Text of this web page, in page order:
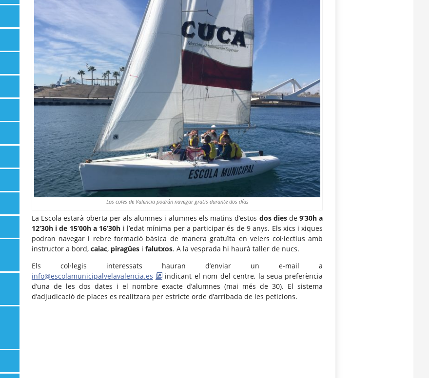
Los coles de Valencia podrán navegar gratis durante dos días
La Escola estarà oberta per als alumnes i alumnes els matins d’estos dos diesde9’30h a
12’30h i de 15’00h a 16’30h i l’edat mínima per a participar és de 9 anys. Els xics i xiques
podran navegar i rebre formació bàsica de manera gratuïta en velers col·lectius amb
instructor a bord, caiac, piragüesi falutxos. A la vesprada hi haurà taller de nucs.
Els col·legis interessats hauran d’enviar un e-mail a
info@escolamunicipalvelavalencia.es
indicant el nom del centre, la seua preferència
d’una de les dos dates i el nombre exacte d’alumnes (mai més de 30). El sistema
d’adjudicació de places es realitzara per estricte orde d’arribada de les peticions.